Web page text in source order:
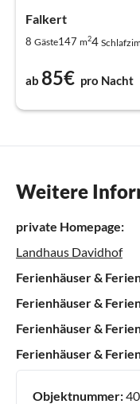
Falkert
8 Gäste147 m24
ab 85€ pro Nacht
Weitere
private Homepage:
Landhaus Davidhof
Ferienhäuser &
Ferienhäuser &
Ferienhäuser &
Ferienhäuser &
Objektnummer: